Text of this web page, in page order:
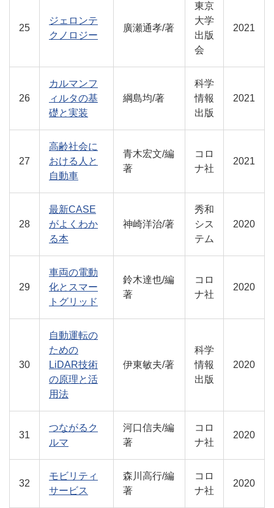
25
ジェロンテ
クノロジー
廣瀬通孝/著
東京
大学
出版
会
2021
26
カルマンフ
ィルタの基
礎と実装
綱島均/著
科学
情報
出版
2021
27
高齢社会に
おける人と
自動車
青木宏文/編
著
コロ
ナ社
2021
28
最新CASE
がよくわか
る本
神崎洋治/著
秀和
シス
テム
2020
29
車両の電動
化とスマー
トグリッド
鈴木達也/編
著
コロ
ナ社
2020
30
自動運転の
ための
LiDAR技術
の原理と活
用法
伊東敏夫/著
科学
情報
出版
2020
31
つながるク
ルマ
河口信夫/編
著
コロ
ナ社
2020
32
モビリティ
サービス
森川高行/編
著
コロ
ナ社
2020